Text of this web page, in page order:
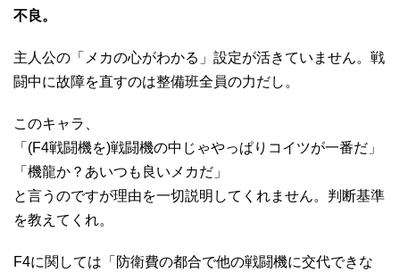
不良。
主人公の「メカの心がわかる」設定が活きていません。戦
闘中に故障を直すのは整備班全員の力だし。
このキャラ、
「(F4戦闘機を)戦闘機の中じゃやっぱりコイツが一番だ」
「機龍か？あいつも良いメカだ」
と言うのですが理由を一切説明してくれません。判断基準
を教えてくれ。
F4に関しては「防衛費の都合で他の戦闘機に交代できな